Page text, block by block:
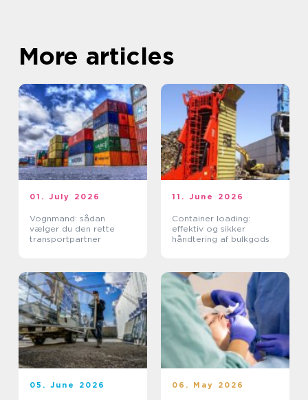
More articles
01. July 2026
Vognmand: sådan
vælger du den rette
transportpartner
11. June 2026
Container loading:
effektiv og sikker
håndtering af bulkgods
05. June 2026 06. May 2026